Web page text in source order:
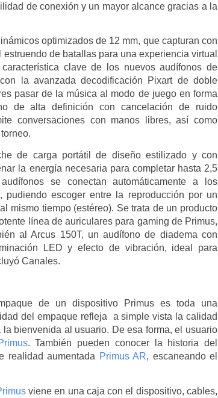
de conexión y un mayor alcance gracias a la
optimizados de 12 mm, que capturan con
de batallas para una experiencia virtual
clave de los nuevos audífonos de
la avanzada decodificación Pixart de doble
pasar de la música al modo de juego en forma
de alta definición con cancelación de ruido
conversaciones con manos libres, así como
de carga portátil de diseño estilizado y con
la energía necesaria para completar hasta 2,5
se conectan automáticamente a los
pudiendo escoger entre la reproducción por un
mismo tiempo (estéreo). Se trata de un producto
línea de auriculares para gaming de Primus,
al Arcus 150T, un audífono de diadema con
LED y efecto de vibración, ideal para
Canales.
de un dispositivo Primus es toda una
del empaque refleja a simple vista la calidad
bienvenida al usuario. De esa forma, el usuario
. También pueden conocer la historia del
realidad aumentada Primus AR, escaneando el
viene en una caja con el dispositivo, cables,